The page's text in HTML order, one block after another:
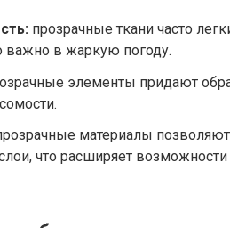
прозрачные ткани часто
важно в жаркую погоду.
элементы придают
материалы позволяют
что расширяет возможности